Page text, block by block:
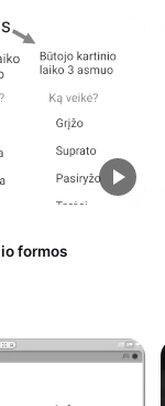
formos